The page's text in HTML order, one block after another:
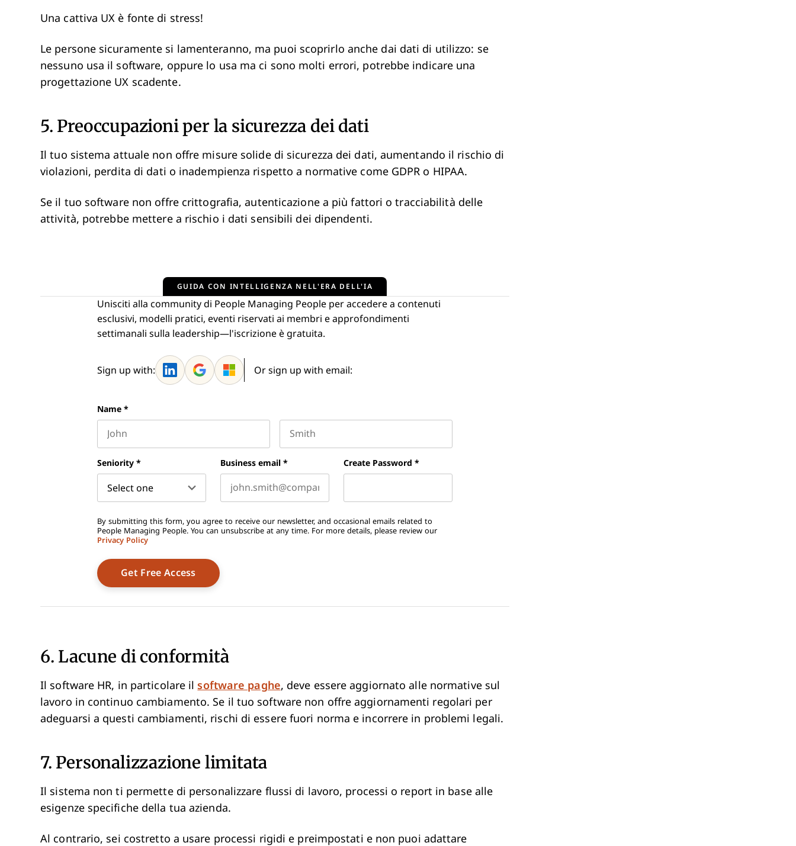
Una cattiva UX è fonte di stress!
Le persone sicuramente si lamenteranno, ma puoi scoprirlo anche dai dati di utilizzo: se
nessuno usa il software, oppure lo usa ma ci sono molti errori, potrebbe indicare una
progettazione UX scadente.
5. Preoccupazioni per la sicurezza dei dati
Il tuo sistema attuale non offre misure solide di sicurezza dei dati, aumentando il rischio di
violazioni, perdita di dati o inadempienza rispetto a normative come GDPR o HIPAA.
Se il tuo software non offre crittografia, autenticazione a più fattori o tracciabilità delle
attività, potrebbe mettere a rischio i dati sensibili dei dipendenti.
GUIDA CON INTELLIGENZA NELL'ERA DELL'IA
Unisciti alla community di People Managing People per accedere a contenuti
esclusivi, modelli pratici, eventi riservati ai membri e approfondimenti
settimanali sulla leadership—l'iscrizione è gratuita.
Sign up with: Or sign up with email:
Name *
Seniority * Business email * Create Password *
By submitting this form, you agree to receive our newsletter, and occasional emails related to
People Managing People. You can unsubscribe at any time. For more details, please review our
Privacy Policy
6. Lacune di conformità
Il software HR, in particolare ilsoftware paghe, deve essere aggiornato alle normative sul
lavoro in continuo cambiamento. Se il tuo software non offre aggiornamenti regolari per
adeguarsi a questi cambiamenti, rischi di essere fuori norma e incorrere in problemi legali.
7. Personalizzazione limitata
Il sistema non ti permette di personalizzare flussi di lavoro, processi o report in base alle
esigenze specifiche della tua azienda.
Al contrario, sei costretto a usare processi rigidi e preimpostati e non puoi adattare